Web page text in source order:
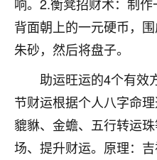
背面朝上的一元硬币，
朱砂，然后将盘子。
助运旺运的4个有效
节财运根据个人八字命
貔貅、金蟾、五行转运
场、提升财运。原理：
12小时前 来自北京
心心相印
我身体不太好，总是
问题，反正就是不舒
题，后来无意中看到
之后，心情豁然开朗
果问题。今年以来，
了，老师说境随心转